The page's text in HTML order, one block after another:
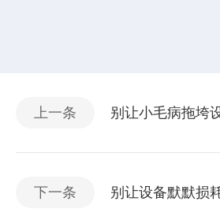
上一条 别让小毛病拖垮
下一条 别让设备默默损